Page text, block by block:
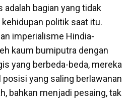
bagian yang tidak
politik saat itu.
imperialisme Hindia-
kaum bumiputra dengan
yang berbeda-beda, mereka
yang saling berlawanan
bahkan menjadi pesaing, tak